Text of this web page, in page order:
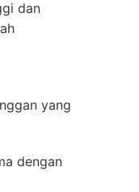
dan
yang
dengan